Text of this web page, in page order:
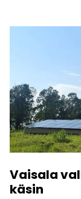
Vaisala
käsin